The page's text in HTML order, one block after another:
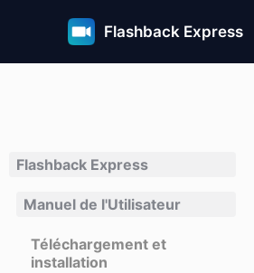
Flashback Express
Flashback Express
Manuel de l'Utilisateur
Téléchargement et
installation